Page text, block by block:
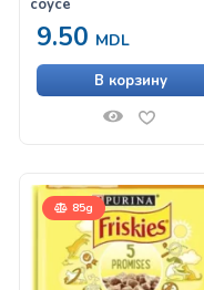
соусе
9.50 MDL
В корзину
85g